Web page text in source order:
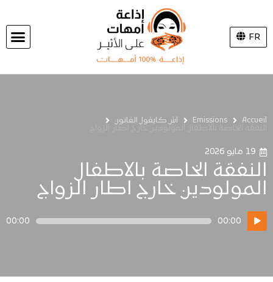
FR
Accueil
Emissions آش كايقول القانون
19 مايو 2026
النفقة الخاصة بالاطفال
المولودين خارج اطار الزواج
مشغل
الصوت
00:00
00:00